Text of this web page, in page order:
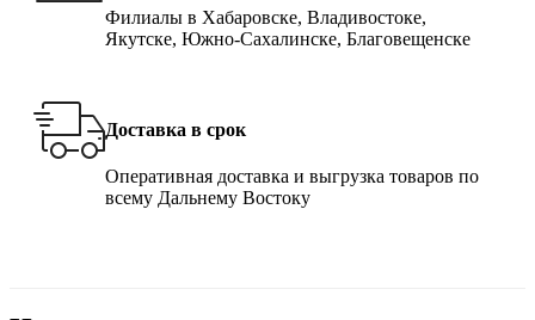
Филиалы в Хабаровске, Владивостоке,
Якутске, Южно-Сахалинске, Благовещенске
Доставка в срок
Оперативная доставка и выгрузка товаров по
всему Дальнему Востоку